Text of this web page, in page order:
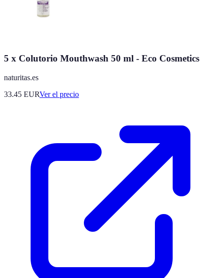
5 x Colutorio Mouthwash 50 ml - Eco Cosmetics
naturitas.es
33.45 EURVer el precio